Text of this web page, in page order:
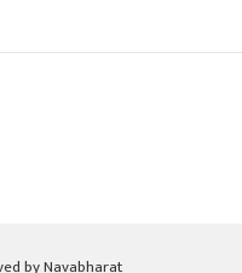
by Navabharat